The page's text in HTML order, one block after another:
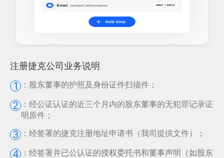
注册捷克公司业务说明
1 ： 股东董事的护照及身份证件扫描件；
2 ： 经公证认证的近三个月内的股东董事的无犯罪记录证
明原件；
3 ： 经签署的捷克注册地址申请书（我司提供文件）；
4 ： 经签署并已公认证的授权委托书和董事声明（如股东